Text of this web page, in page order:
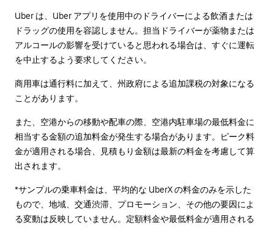
Uber は、Uber アプリを使用中のドライバーによる飲酒または
ドラッグの使用を容認しません。担当ドライバーが薬物または
アルコールの影響を受けていると思われる場合は、すぐに運転
を中止するよう要求してください。
商用車は通行料に加えて、州政府による追加課税の対象になる
ことがあります。
また、空港からの移動や配車の際、空港内駐車場の最低料金に
相当する金額の追加料金が発生する場合があります。ピーク料
金が適用される場合、見積もり金額は最新の料金を考慮して算
出されます。
*サンプルの乗車料金は、平均的な UberX の料金のみを示した
もので、地域、交通渋滞、プロモーション、その他の要因によ
る変動は反映していません。定額料金や最低料金が適用される